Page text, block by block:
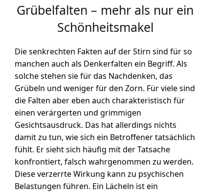
Grübelfalten – mehr als nur ein
Schönheitsmakel
Die senkrechten Fakten auf der Stirn sind für so
manchen auch als Denkerfalten ein Begriff. Als
solche stehen sie für das Nachdenken, das
Grübeln und weniger für den Zorn. Für viele sind
die Falten aber eben auch charakteristisch für
einen verärgerten und grimmigen
Gesichtsausdruck. Das hat allerdings nichts
damit zu tun, wie sich ein Betroffener tatsächlich
fühlt. Er sieht sich häufig mit der Tatsache
konfrontiert, falsch wahrgenommen zu werden.
Diese verzerrte Wirkung kann zu psychischen
Belastungen führen. Ein Lächeln ist ein